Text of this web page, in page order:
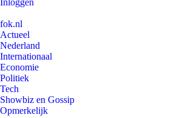
Inloggen
fok.nl
Actueel
Nederland
Internationaal
Economie
Politiek
Tech
Showbiz en Gossip
Opmerkelijk